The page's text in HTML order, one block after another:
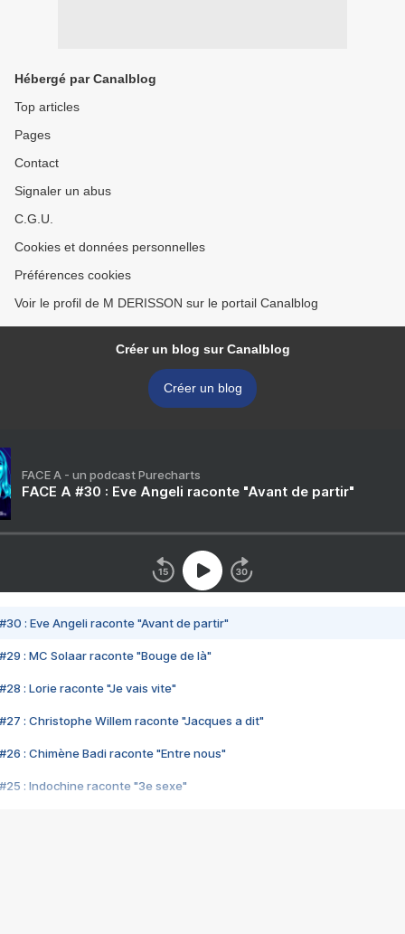
Hébergé par Canalblog
Top articles
Pages
Contact
Signaler un abus
C.G.U.
Cookies et données personnelles
Préférences cookies
Voir le profil de M DERISSON sur le portail Canalblog
Créer un blog sur Canalblog
Créer un blog
FACE A - un podcast Purecharts
FACE A #30 : Eve Angeli raconte "Avant de partir"
#30 : Eve Angeli raconte "Avant de partir"
#29 : MC Solaar raconte "Bouge de là"
#28 : Lorie raconte "Je vais vite"
#27 : Christophe Willem raconte "Jacques a dit"
#26 : Chimène Badi raconte "Entre nous"
#25 : Indochine raconte "3e sexe"